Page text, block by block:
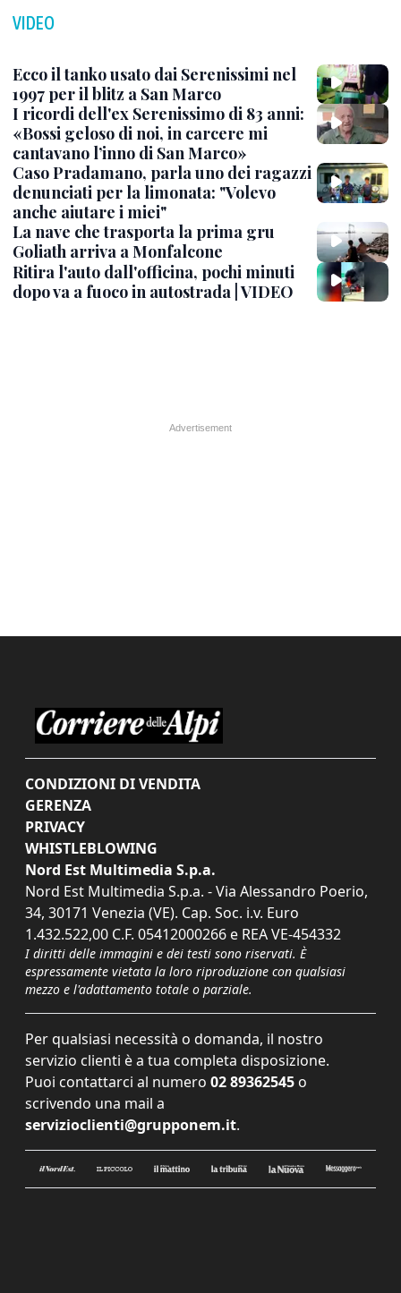
VIDEO
Ecco il tanko usato dai Serenissimi nel
1997 per il blitz a San Marco
I ricordi dell'ex Serenissimo di 83 anni:
«Bossi geloso di noi, in carcere mi
cantavano l’inno di San Marco»
Caso Pradamano, parla uno dei ragazzi
denunciati per la limonata: "Volevo
anche aiutare i miei"
La nave che trasporta la prima gru
Goliath arriva a Monfalcone
Ritira l'auto dall'officina, pochi minuti
dopo va a fuoco in autostrada | VIDEO
CONDIZIONI DI VENDITA
GERENZA
PRIVACY
WHISTLEBLOWING
Nord Est Multimedia S.p.a.
Nord Est Multimedia S.p.a. - Via Alessandro Poerio,
34, 30171 Venezia (VE). Cap. Soc. i.v. Euro
1.432.522,00 C.F. 05412000266 e REA VE-454332
I diritti delle immagini e dei testi sono riservati. È
espressamente vietata la loro riproduzione con qualsiasi
mezzo e l'adattamento totale o parziale.
Per qualsiasi necessità o domanda, il nostro
servizio clienti è a tua completa disposizione.
Puoi contattarci al numero 02 89362545 o
scrivendo una mail a
servizioclienti@grupponem.it.